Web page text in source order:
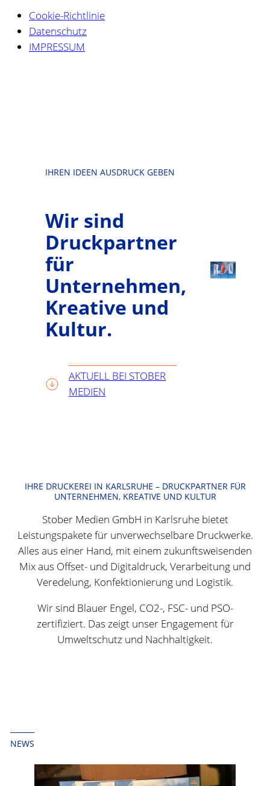
Cookie-Richtlinie
Datenschutz
IMPRESSUM
IHREN IDEEN AUSDRUCK GEBEN
Wir sind
Druckpartner
für
Unternehmen,
Kreative und
Kultur.
AKTUELL BEI STOBER
MEDIEN
IHRE DRUCKEREI IN KARLSRUHE – DRUCKPARTNER FÜR
UNTERNEHMEN, KREATIVE UND KULTUR
Stober Medien GmbH in Karlsruhe bietet
Leistungspakete für unverwechselbare Druckwerke.
Alles aus einer Hand, mit einem zukunftsweisenden
Mix aus Offset- und Digitaldruck, Verarbeitung und
Veredelung, Konfektionierung und Logistik.
Wir sind Blauer Engel, CO2-, FSC- und PSO-
zertifiziert. Das zeigt unser Engagement für
Umweltschutz und Nachhaltigkeit.
NEWS